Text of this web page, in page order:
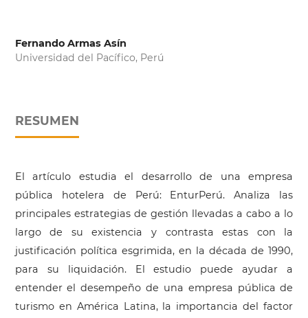
Fernando Armas Asín
Universidad del Pacífico, Perú
RESUMEN
El artículo estudia el desarrollo de una empresa
pública hotelera de Perú: EnturPerú. Analiza las
principales estrategias de gestión llevadas a cabo a lo
largo de su existencia y contrasta estas con la
justificación política esgrimida, en la década de 1990,
para su liquidación. El estudio puede ayudar a
entender el desempeño de una empresa pública de
turismo en América Latina, la importancia del factor